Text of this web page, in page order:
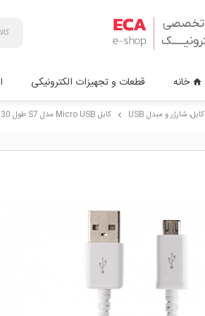
home خانه قطعات و تجهیزات الکترونیکی
کابل، شارژر و مبدل USB chevron_right کابل Micro USB مدل S7 طول 30 سانتیمتری